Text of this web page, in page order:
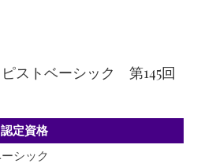
ピストベーシック 第145回
認定資格
シック